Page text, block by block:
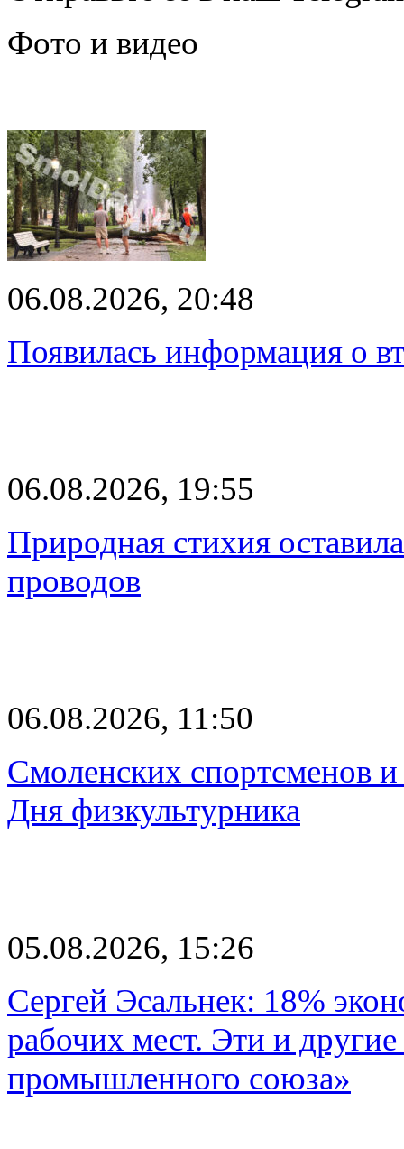
Фото и видео
06.08.2026, 20:48
Появилась информация о
06.08.2026, 19:55
Природная стихия
проводов
06.08.2026, 11:50
Смоленских спортсменов
Дня физкультурника
05.08.2026, 15:26
Сергей Эсальнек: 18%
рабочих мест. Эти и
промышленного союза»